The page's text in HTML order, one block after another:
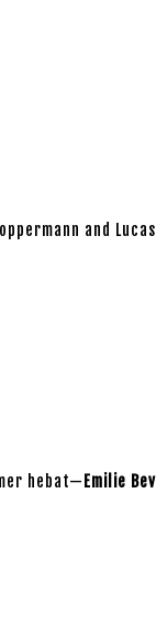
and
hebat— Emilie